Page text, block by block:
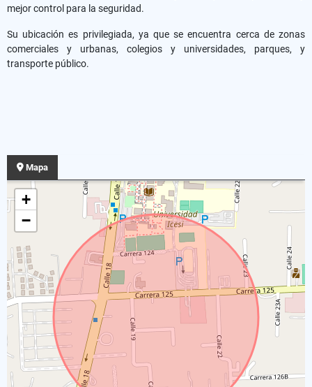
mejor control para la seguridad.
Su ubicación es privilegiada, ya que se encuentra cerca de zonas
comerciales y urbanas, colegios y universidades, parques, y
transporte público.
Mapa
+
−